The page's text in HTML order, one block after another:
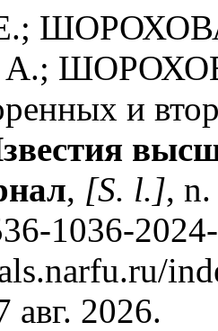
и
, [S. l.],
1036-
авг. 2026.